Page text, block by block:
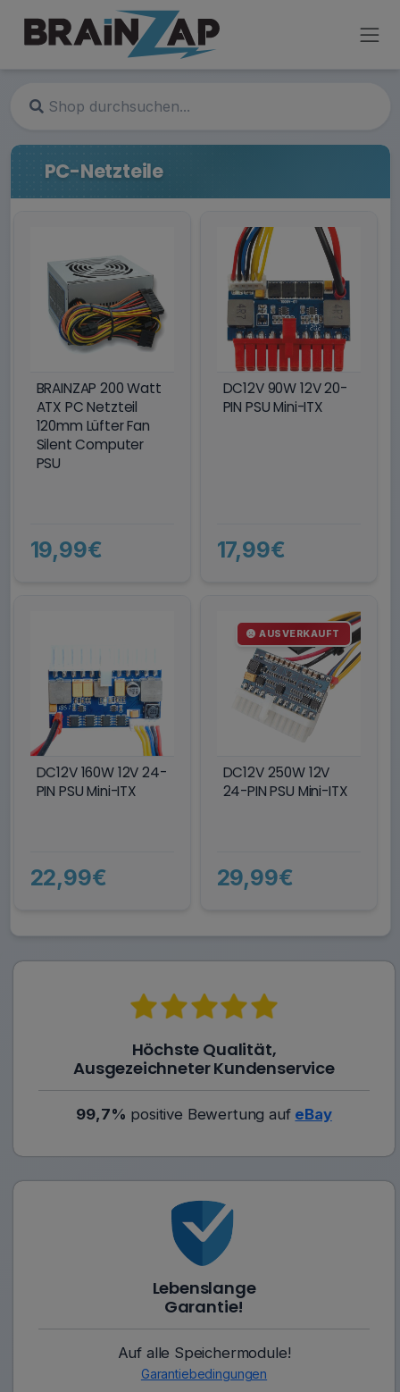
PC-Netzteile
BRAINZAP 200 Watt
ATX PC Netzteil
120mm Lüfter Fan
Silent Computer
PSU
19,99€
DC12V 90W 12V 20-
PIN PSU Mini-ITX
17,99€
DC12V 160W 12V 24-
PIN PSU Mini-ITX
22,99€
AUSVERKAUFT
DC12V 250W 12V
24-PIN PSU Mini-ITX
29,99€
Höchste Qualität,
Ausgezeichneter Kundenservice
99,7% positive Bewertung auf eBay
Lebenslange
Garantie!
Auf alle Speichermodule!
Garantiebedingungen